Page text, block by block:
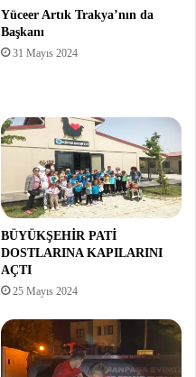
Yüceer Artık Trakya’nın da
Başkanı
31 Mayıs 2024
BÜYÜKŞEHİR PATİ
DOSTLARINA KAPILARINI
AÇTI
25 Mayıs 2024